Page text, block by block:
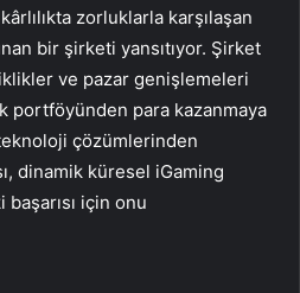
zorluklarla karşılaşan
bir şirketi yansıtıyor. Şirket
ve pazar genişlemeleri
portföyünden para kazanmaya
çözümlerinden
dinamik küresel iGaming
için onu